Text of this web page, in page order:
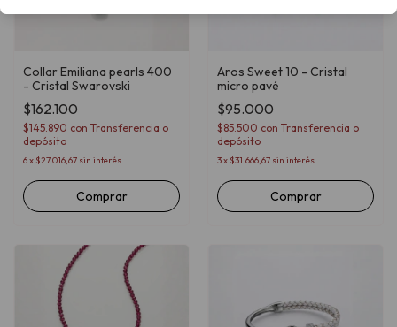
Collar Emiliana pearls 400
- Cristal Swarovski
$162.100
$145.890 con Transferencia o
depósito
6x $27.016,67 sin interés
Comprar
Aros Sweet 10 - Cristal
micro pavé
$95.000
$85.500 con Transferencia o
depósito
3x $31.666,67 sin interés
Comprar